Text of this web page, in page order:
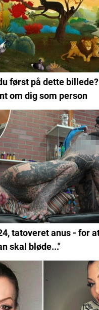
først på dette
om dig som person
tatoveret anus - for
skal bløde..."